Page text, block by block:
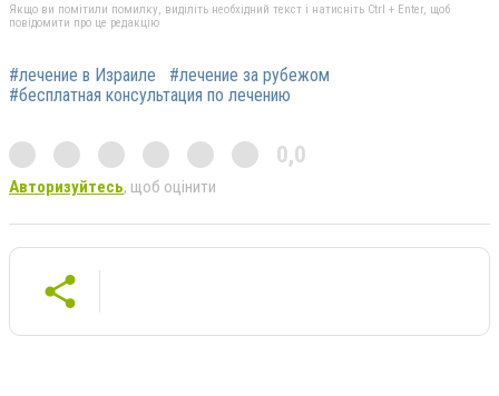
Якщо ви помітили помилку, виділіть необхідний текст і натисніть Ctrl + Enter, щоб
повідомити про це редакцію
#лечение в Израиле
#лечение за рубежом
#бесплатная консультация по лечению
0,0
Авторизуйтесь, щоб оцінити